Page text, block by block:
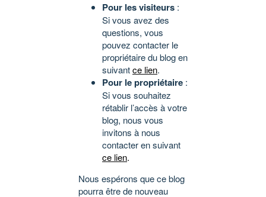
Pour les visiteurs :
Si vous avez des
questions, vous
pouvez contacter le
propriétaire du blog en
suivantce lien.
Pour le propriétaire :
Si vous souhaitez
rétablir l’accès à votre
blog, nous vous
invitons à nous
contacter en suivant
ce lien.
Nous espérons que ce blog
pourra être de nouveau